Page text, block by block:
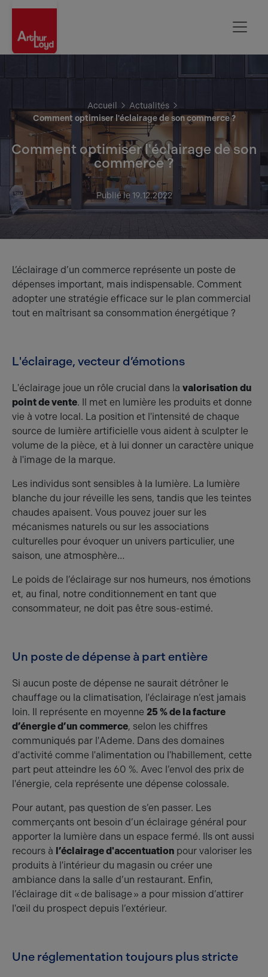
Accueil
Actualités
Comment optimiser l'éclairage de son commerce ?
Comment optimiser l'éclairage de son
commerce ?
Publié le 19.12.2022
L’éclairage d’un commerce représente un poste de
dépenses important, mais indispensable. Comment
adopter une stratégie efficace sur le plan commercial
tout en maîtrisant sa consommation énergétique ?
L'éclairage, vecteur d’émotions
L'éclairage joue un rôle crucial dans la valorisation du
point de vente. Il met en lumière les produits et donne
vie à votre local. La position et l'intensité de chaque
source de lumière artificielle vous aident à sculpter le
volume de la pièce, et à lui donner un caractère unique
à l'image de la marque.
Les individus sont sensibles à la lumière. La lumière
blanche du jour réveille les sens, tandis que les teintes
chaudes apaisent. Vous pouvez jouer sur les
mécanismes naturels ou sur les associations
culturelles pour évoquer un univers particulier, une
saison, une atmosphère…
Le poids de l’éclairage sur nos humeurs, nos émotions
et, au final, notre conditionnement en tant que
consommateur, ne doit pas être sous-estimé.
Un poste de dépense à part entière
Si aucun poste de dépense ne saurait détrôner le
chauffage ou la climatisation, l'éclairage n’est jamais
loin. Il représente en moyenne 25 % de la facture
d’énergie d’un commerce, selon les chiffres
communiqués par l'Ademe. Dans des domaines
d'activité comme l'alimentation ou l'habillement, cette
part peut atteindre les 60 %. Avec l’envol des prix de
l'énergie, cela représente une dépense colossale.
Pour autant, pas question de s’en passer. Les
commerçants ont besoin d’un éclairage général pour
apporter la lumière dans un espace fermé. Ils ont aussi
recours à l’éclairage d'accentuation pour valoriser les
produits à l'intérieur du magasin ou créer une
ambiance dans la salle d’un restaurant. Enfin,
l’éclairage dit « de balisage » a pour mission d’attirer
l'œil du prospect depuis l’extérieur.
Une réglementation toujours plus stricte